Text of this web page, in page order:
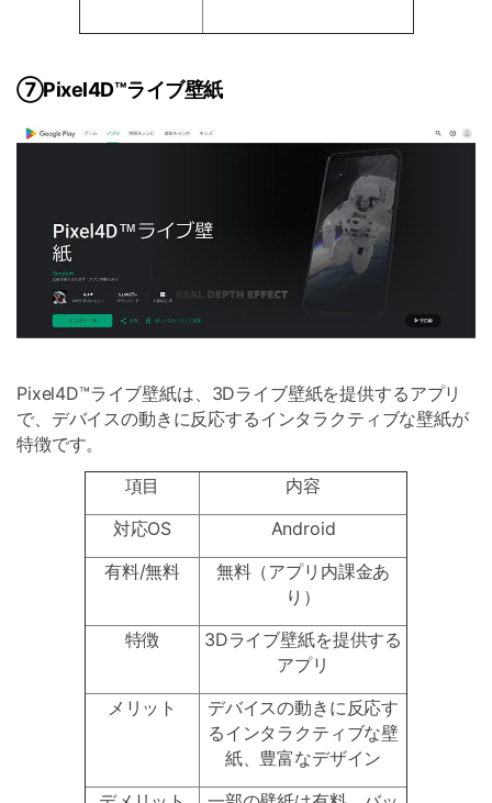
⑦Pixel4D™ライブ壁紙
Pixel4D™ライブ壁紙は、3Dライブ壁紙を提供するアプリ
で、デバイスの動きに反応するインタラクティブな壁紙が
特徴です。
項目
内容
対応OS
Android
有料/無料
無料（アプリ内課金あ
り）
特徴
3Dライブ壁紙を提供する
アプリ
メリット
デバイスの動きに反応す
るインタラクティブな壁
紙、豊富なデザイン